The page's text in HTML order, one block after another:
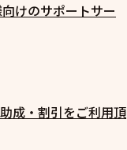
けのサポートサー
成・割引をご利用頂